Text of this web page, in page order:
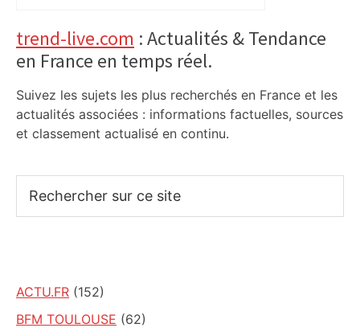
Primary
Sidebar
trend-live.com : Actualités & Tendance
en France en temps réel.
Suivez les sujets les plus recherchés en France et les
actualités associées : informations factuelles, sources
et classement actualisé en continu.
sur
ACTU.FR (152)
BFM TOULOUSE (62)